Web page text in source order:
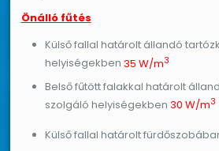
Önálló fűtés
Külső fallal határolt állandó
helyiségekben 35 W/m3
Belső fűtött falakkal határolt
szolgáló helyiségekben 30 W/m3
Külső fallal határolt